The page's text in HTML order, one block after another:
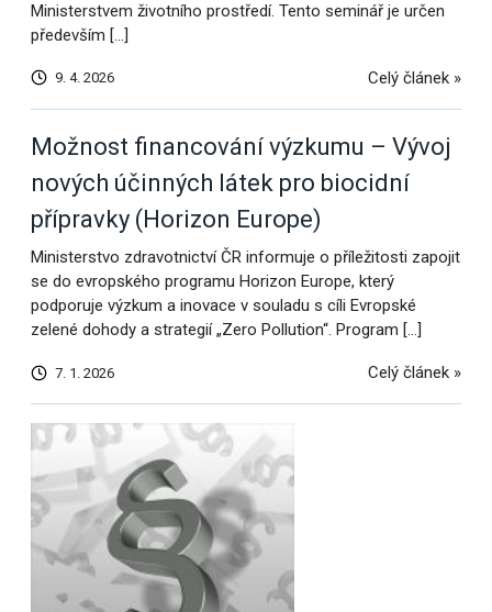
Ministerstvem životního prostředí. Tento seminář je určen
především […]
9. 4. 2026 Celý článek »
Možnost financování výzkumu – Vývoj
nových účinných látek pro biocidní
přípravky (Horizon Europe)
Ministerstvo zdravotnictví ČR informuje o příležitosti zapojit
se do evropského programu Horizon Europe, který
podporuje výzkum a inovace v souladu s cíli Evropské
zelené dohody a strategií „Zero Pollution“. Program […]
7. 1. 2026 Celý článek »